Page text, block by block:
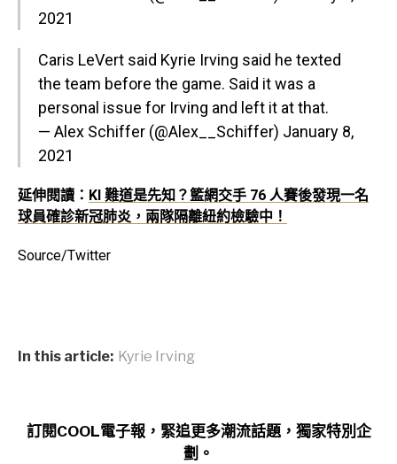
2021
Caris LeVert said Kyrie Irving said he texted
the team before the game. Said it was a
personal issue for Irving and left it at that.
— Alex Schiffer (@Alex__Schiffer) January 8,
2021
延伸閱讀： KI 難道是先知？籃網交手 76 人賽後發現一名
球員確診新冠肺炎，兩隊隔離紐約檢驗中！
Source/Twitter
In this article: Kyrie Irving
訂閱COOL電子報，緊追更多潮流話題，獨家特別企
劃。